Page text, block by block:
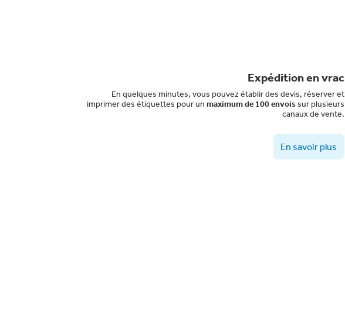
Expédition en vrac
En quelques minutes, vous pouvez établir des devis, réserver et
imprimer des étiquettes pour un maximum de 100 envoissur plusieurs
canaux de vente.
En savoir plus